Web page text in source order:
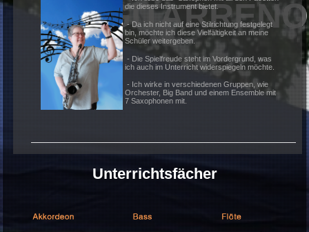
MMStudio
- Ich liebe das Saxophon mit all den
die dieses Instrument bietet.
- Da ich nicht auf eine Stilrichtung
bin, möchte ich diese Vielfältigkeit an
Schüler weitergeben.
- Die Spielfreude steht im Vordergrund,
ich auch im Unterricht widerspiegeln
- Ich wirke in verschiedenen Gruppen,
Orchester, Big Band und einem